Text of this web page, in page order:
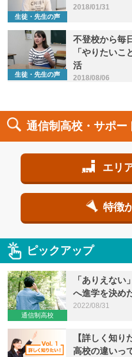
生徒・先生の声
2018/01/31
生徒・先生の声
不登校から毎
「やりたいこ
活
2018/08/06
通信制高校・サポー
エリ
特徴
ピックアップ
通信制高校
「ありえな
へ進学を決め
2022/08/31
【詳しく知り
高校の違いっ